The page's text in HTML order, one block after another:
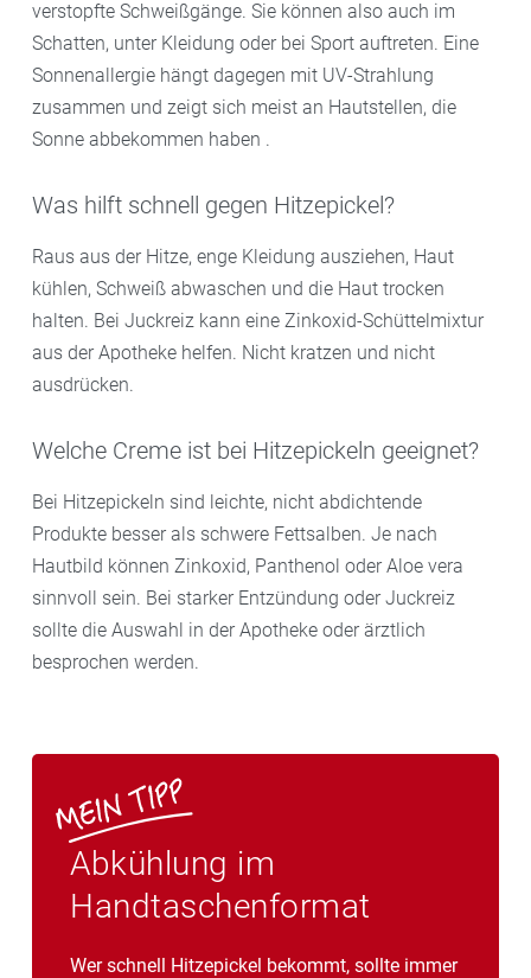
verstopfte Schweißgänge. Sie können also auch im
Schatten, unter Kleidung oder bei Sport auftreten. Eine
Sonnenallergie hängt dagegen mit UV-Strahlung
zusammen und zeigt sich meist an Hautstellen, die
Sonne abbekommen haben .
Was hilft schnell gegen Hitzepickel?
Raus aus der Hitze, enge Kleidung ausziehen, Haut
kühlen, Schweiß abwaschen und die Haut trocken
halten. Bei Juckreiz kann eine Zinkoxid-Schüttelmixtur
aus der Apotheke helfen. Nicht kratzen und nicht
ausdrücken.
Welche Creme ist bei Hitzepickeln geeignet?
Bei Hitzepickeln sind leichte, nicht abdichtende
Produkte besser als schwere Fettsalben. Je nach
Hautbild können Zinkoxid, Panthenol oder Aloe vera
sinnvoll sein. Bei starker Entzündung oder Juckreiz
sollte die Auswahl in der Apotheke oder ärztlich
besprochen werden.
Abkühlung im
Handtaschenformat
Wer schnell Hitzepickel bekommt, sollte immer